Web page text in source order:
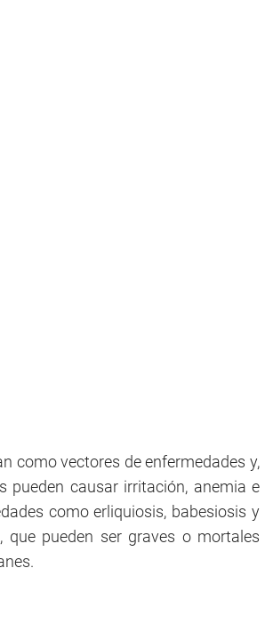
como vectores de enfermedades y,
pueden causar irritación, anemia e
como erliquiosis, babesiosis y
que pueden ser graves o mortales